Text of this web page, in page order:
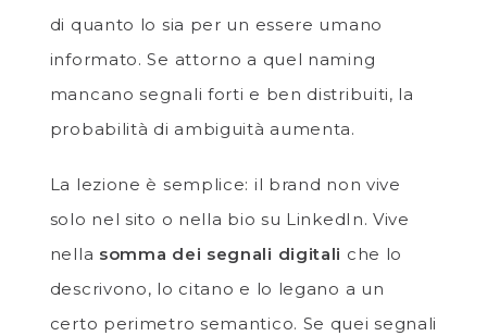
di quanto lo sia per un essere umano
informato. Se attorno a quel naming
mancano segnali forti e ben distribuiti, la
probabilità di ambiguità aumenta.
La lezione è semplice: il brand non vive
solo nel sito o nella bio su LinkedIn. Vive
nella somma dei segnali digitali che lo
descrivono, lo citano e lo legano a un
certo perimetro semantico. Se quei segnali